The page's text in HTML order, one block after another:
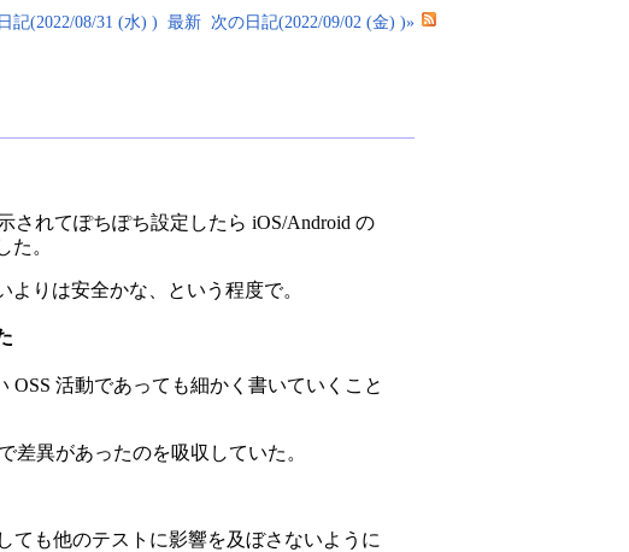
記(2022/08/31 (水) ) 最新 次の日記(2022/09/02 (金) )»
されてぽちぽち設定したら iOS/Android の
。
よりは安全かな、という程度で。
活動であっても細かく書いていくこと
差異があったのを吸収していた。
ても他のテストに影響を及ぼさないように